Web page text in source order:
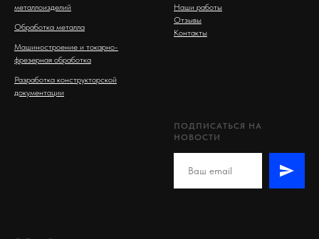
металлоизделий
Обработка металла
Машиностроение и токарно-
фрезерная обработка
Разработка конструкторской
документации
Наши работы
Отзывы
Контакты
ПОДПИСАТЬСЯ НА
НОВОСТИ